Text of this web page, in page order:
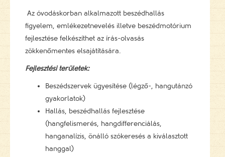
Az óvodáskorban alkalmazott beszédhallás
figyelem, emlékezetnevelés illetve beszédmotórium
fejlesztése felkészíthet az írás-olvasás
zökkenőmentes elsajátítására.
Fejlesztési területek:
Beszédszervek ügyesítése (légző-, hangutánzó
gyakorlatok)
Hallás, beszédhallás fejlesztése
(hangfelismerés, hangdifferenciálás,
hanganalízis, önálló szókeresés a kiválasztott
hanggal)